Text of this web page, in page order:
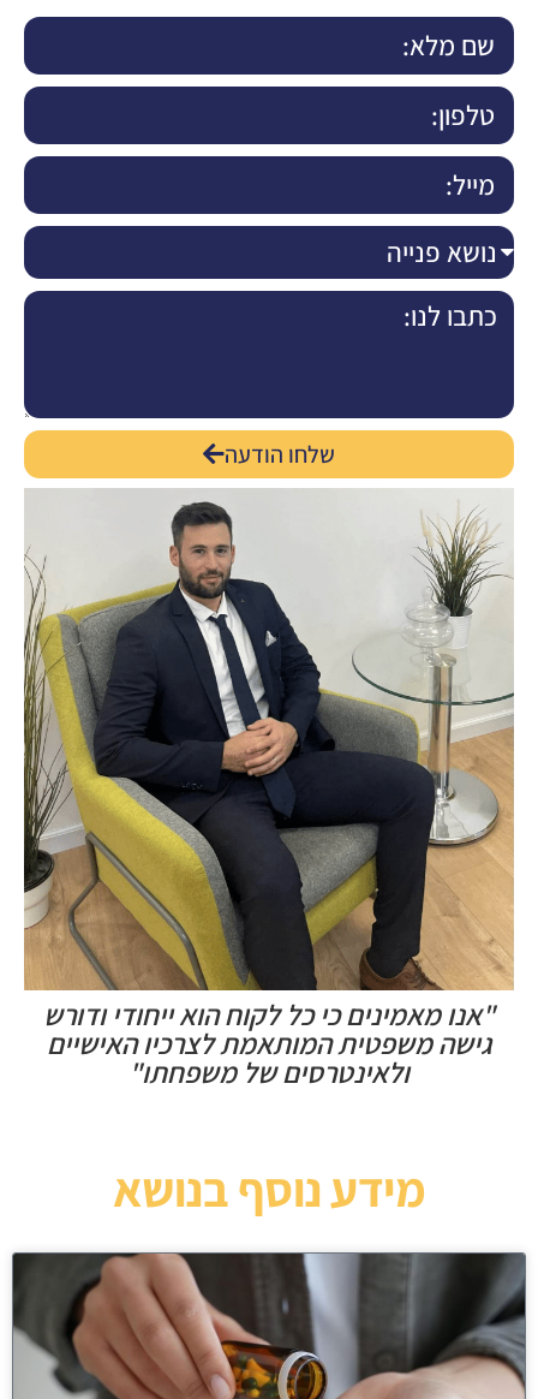
שלחו הודעה
"אנו מאמינים כי כל לקוח הוא ייחודי ודורש
גישה משפטית המותאמת לצרכיו האישיים
ולאינטרסים של משפחתו"
מידע נוסף בנושא